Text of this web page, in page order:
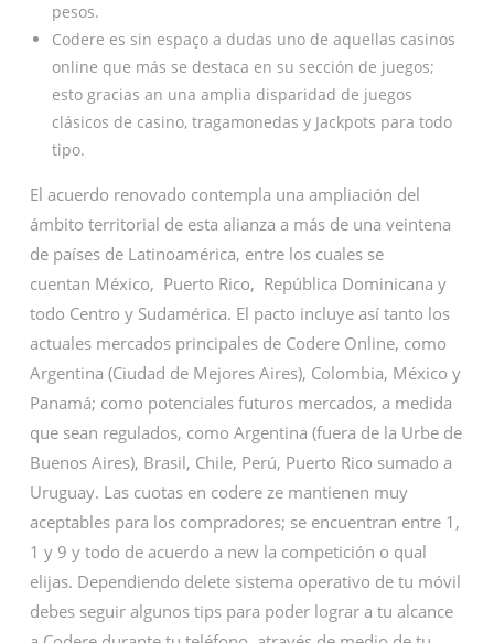
pesos.
Codere es sin espaço a dudas uno de aquellas casinos
online que más se destaca en su sección de juegos;
esto gracias an una amplia disparidad de juegos
clásicos de casino, tragamonedas y Jackpots para todo
tipo.
El acuerdo renovado contempla una ampliación del
ámbito territorial de esta alianza a más de una veintena
de países de Latinoamérica, entre los cuales se
cuentan México, Puerto Rico, República Dominicana y
todo Centro y Sudamérica. El pacto incluye así tanto los
actuales mercados principales de Codere Online, como
Argentina (Ciudad de Mejores Aires), Colombia, México y
Panamá; como potenciales futuros mercados, a medida
que sean regulados, como Argentina (fuera de la Urbe de
Buenos Aires), Brasil, Chile, Perú, Puerto Rico sumado a
Uruguay. Las cuotas en codere ze mantienen muy
aceptables para los compradores; se encuentran entre 1,
1 y 9 y todo de acuerdo a new la competición o qual
elijas. Dependiendo delete sistema operativo de tu móvil
debes seguir algunos tips para poder lograr a tu alcance